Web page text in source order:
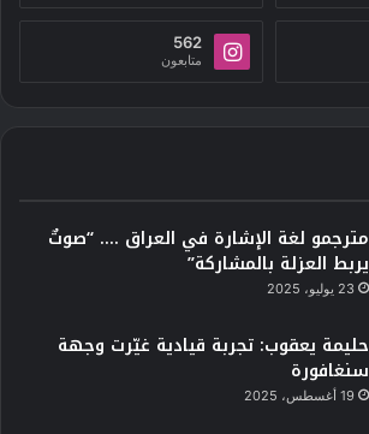
562
متابعون
مترجمو لغة الإشارة في العراق …. “صوتٌ
يربط العزلة بالمشاركة”
23 يوليو، 2025
حليمة يعقوب: تجربة قيادية غيّرت وجهة
سنغافورة
19 أغسطس، 2025